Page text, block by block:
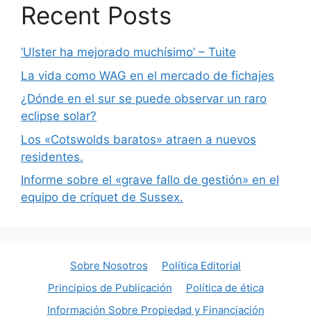
Recent Posts
‘Ulster ha mejorado muchísimo’ – Tuite
La vida como WAG en el mercado de fichajes
¿Dónde en el sur se puede observar un raro
eclipse solar?
Los «Cotswolds baratos» atraen a nuevos
residentes.
Informe sobre el «grave fallo de gestión» en el
equipo de críquet de Sussex.
Sobre Nosotros
Política Editorial
Principios de Publicación
Política de ética
Información Sobre Propiedad y Financiación